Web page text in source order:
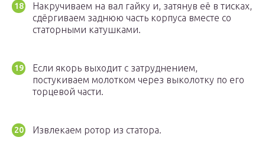
Накручиваем на вал гайку и, затянув её в тисках,
сдёргиваем заднюю часть корпуса вместе со
статорными катушками.
Если якорь выходит с затруднением,
постукиваем молотком через выколотку по его
торцевой части.
Извлекаем ротор из статора.